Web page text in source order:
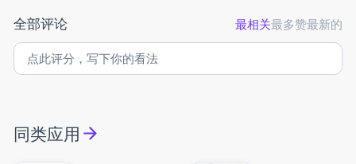
全部评论 最相关最多赞最新的
同类应用